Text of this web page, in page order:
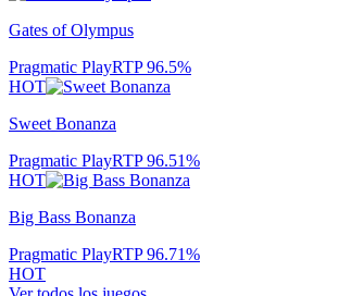
Gates of Olympus
Pragmatic PlayRTP96.5%
HOT
Sweet Bonanza
Pragmatic PlayRTP96.51%
HOT
Big Bass Bonanza
Pragmatic PlayRTP96.71%
HOT